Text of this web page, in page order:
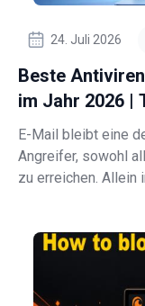
24. Juli 2026
Beste
im Jahr 2026 |
E-Mail bleibt eine
Angreifer, sowohl
zu erreichen. Allein
SaaS- und